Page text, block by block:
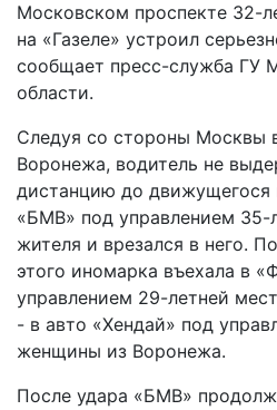
Московском проспекте 32-
на «Газеле» устроил
сообщает пресс-служба ГУ
области.
Следуя со стороны Москвы
Воронежа, водитель не
дистанцию до движущегося
«БМВ» под управлением 35-
жителя и врезался в него.
этого иномарка въехала в
управлением 29-летней
- в авто «Хендай» под
женщины из Воронежа.
После удара «БМВ»